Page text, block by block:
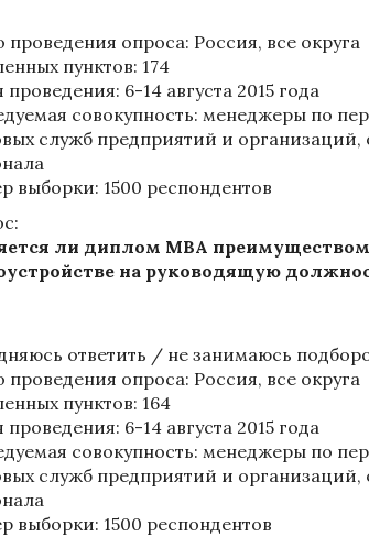
проведения опроса: Россия, все округа
пунктов: 174
проведения: 6-14 августа 2015 года
совокупность: менеджеры по
служб предприятий и организаций,
выборки: 1500 респондентов
ли диплом МВА преимуществом
на руководящую
ответить / не занимаюсь
проведения опроса: Россия, все округа
пунктов: 164
проведения: 6-14 августа 2015 года
совокупность: менеджеры по
служб предприятий и организаций,
выборки: 1500 респондентов